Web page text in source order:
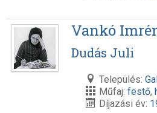
Vankó
Dudás Juli
Település:
Műfaj: festő,
Díjazási év: